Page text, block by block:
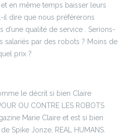
en même temps baisser leurs
il dire que nous préférerons
d’une qualité de service . Serions-
salariés par des robots ? Moins de
prix ?
le décrit si bien Claire
OU CONTRE LES ROBOTS
Marie Claire et est si bien
Spike Jonze, REAL HUMANS.